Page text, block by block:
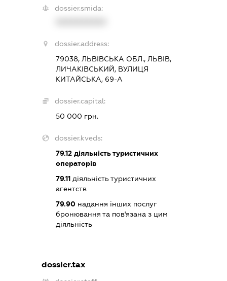
dossier.smida:
dossier.address:
79038, ЛЬВІВСЬКА ОБЛ., ЛЬВІВ,
ЛИЧАКІВСЬКИЙ, ВУЛИЦЯ
КИТАЙСЬКА, 69-А
dossier.capital:
50 000 грн.
dossier.kveds:
79.12діяльність туристичних
операторів
79.11діяльність туристичних
агентств
79.90надання інших послуг
бронювання та пов'язана з цим
діяльність
dossier.tax